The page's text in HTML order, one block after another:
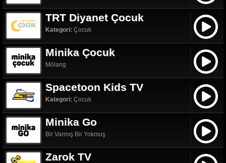
TRT Diyanet Çocuk
Kategori: Çocuk
Minika Çocuk
Mölang
Spacetoon Kids TV
Kategori: Çocuk
Minika Go
Bir Varmış Bir Yokmuş
Zarok TV